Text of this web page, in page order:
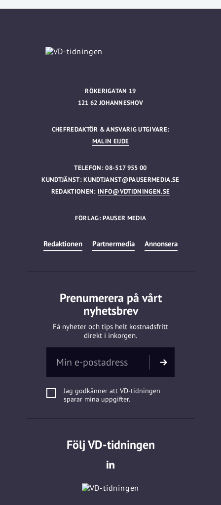
RÖKERIGATAN 19
121 62 JOHANNESHOV
CHEFREDAKTÖR & ANSVARIG UTGIVARE:
MALIN EIJDE
TELEFON: 08-517 955 00
KUNDTJÄNST:KUNDTJANST@PAUSERMEDIA.SE
REDAKTIONEN: INFO@VDTIDNINGEN.SE
FÖRLAG: PAUSER MEDIA
Redaktionen Partnermedia Annonsera
Prenumerera på vårt
nyhetsbrev
Få nyheter och tips helt kostnadsfritt
direkt i inkorgen.
Jag godkänner att VD-tidningen
sparar mina uppgifter.
Följ VD-tidningen